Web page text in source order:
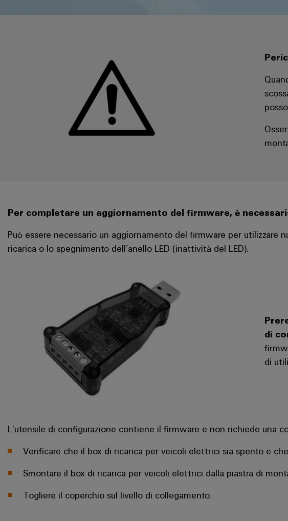
Per completare un aggiornamento del firmware, è
Può essere necessario un aggiornamento del firmware per utilizzare
ricarica o lo spegnimento dell’anello LED (inattività del LED).
di
di
L’utensile di configurazione contiene il firmware e non richiede una
Verificare che il box di ricarica per veicoli elettrici sia spento e
Smontare il box di ricarica per veicoli elettrici dalla piastra di
Togliere il coperchio sul livello di collegamento.